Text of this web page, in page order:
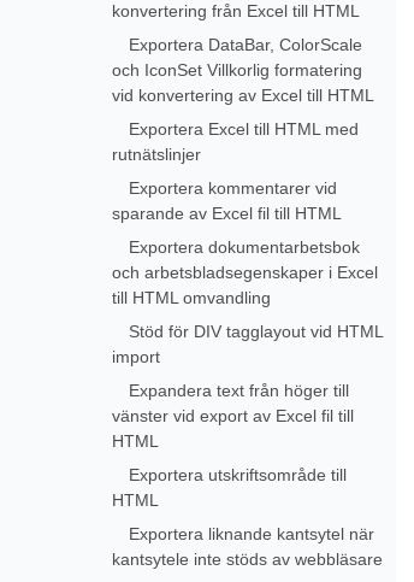
konvertering från Excel till HTML
Exportera DataBar, ColorScale
och IconSet Villkorlig formatering
vid konvertering av Excel till HTML
Exportera Excel till HTML med
rutnätslinjer
Exportera kommentarer vid
sparande av Excel fil till HTML
Exportera dokumentarbetsbok
och arbetsbladsegenskaper i Excel
till HTML omvandling
Stöd för DIV tagglayout vid HTML
import
Expandera text från höger till
vänster vid export av Excel fil till
HTML
Exportera utskriftsområde till
HTML
Exportera liknande kantsytel när
kantsytele inte stöds av webbläsare